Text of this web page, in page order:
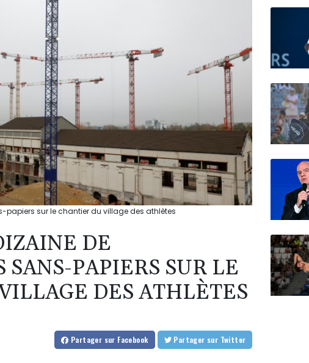
papiers sur le chantier du village des athlètes
DE
PAPIERS SUR LE
DES ATHLÈTES
Partager sur Facebook Partager sur Twitter